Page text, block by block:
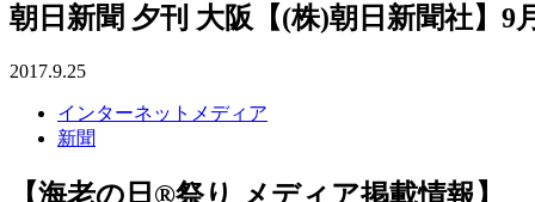
朝日新聞 夕刊 大阪【(株)朝日新聞社】9
2017.9.25
インターネットメディア
新聞
【海老の日®祭り メディア掲載情報】